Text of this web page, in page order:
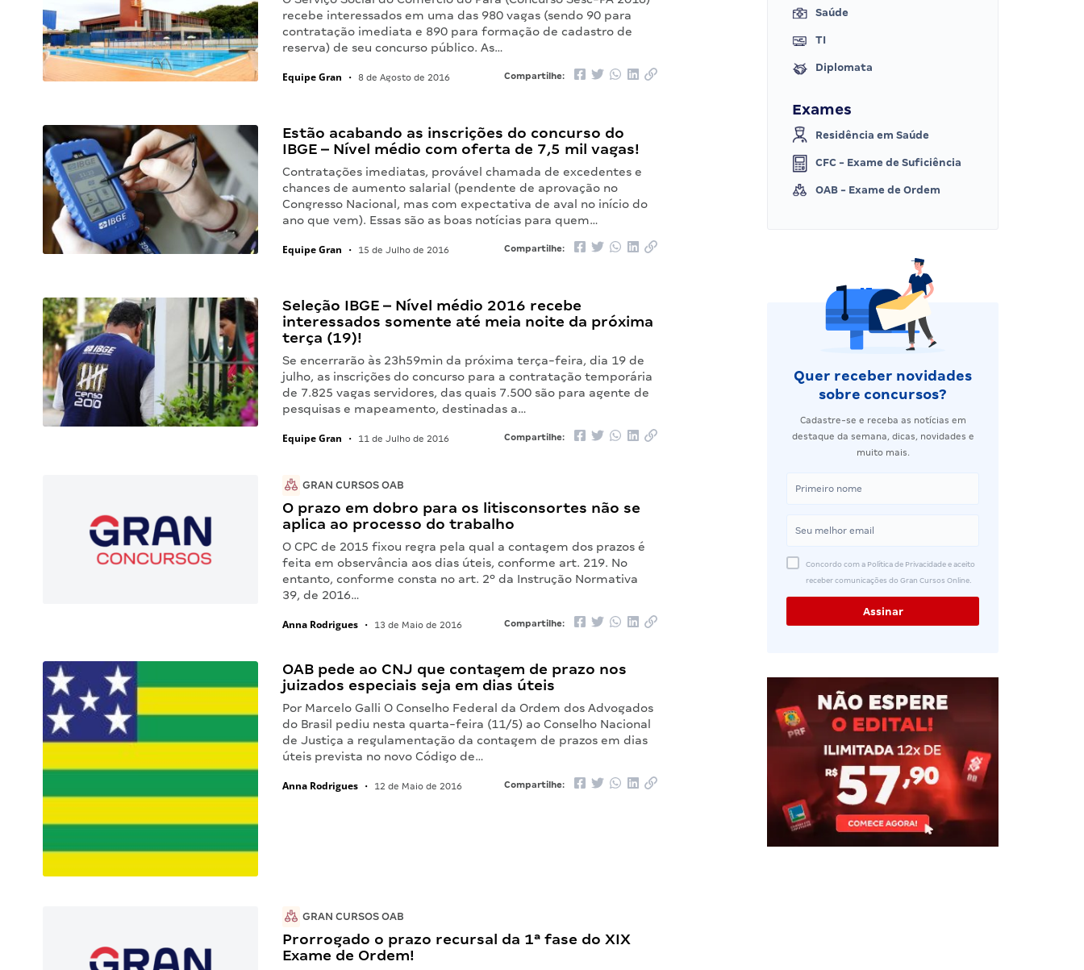
recebe interessados em uma das 980 vagas (sendo 90 para
contratação imediata e 890 para formação de cadastro de
reserva) de seu concurso público. As…
Equipe Gran • 8 de Agosto de 2016 Compartilhe:
Estão acabando as inscrições do concurso do
IBGE – Nível médio com oferta de 7,5 mil vagas!
Contratações imediatas, provável chamada de excedentes e
chances de aumento salarial (pendente de aprovação no
Congresso Nacional, mas com expectativa de aval no início do
ano que vem). Essas são as boas notícias para quem…
Equipe Gran • 15 de Julho de 2016 Compartilhe:
Seleção IBGE – Nível médio 2016 recebe
interessados somente até meia noite da próxima
terça (19)!
Se encerrarão às 23h59min da próxima terça-feira, dia 19 de
julho, as inscrições do concurso para a contratação temporária
de 7.825 vagas servidores, das quais 7.500 são para agente de
pesquisas e mapeamento, destinadas a…
Equipe Gran • 11 de Julho de 2016 Compartilhe:
GRAN CURSOS OAB
O prazo em dobro para os litisconsortes não se
aplica ao processo do trabalho
O CPC de 2015 fixou regra pela qual a contagem dos prazos é
feita em observância aos dias úteis, conforme art. 219. No
entanto, conforme consta no art. 2º da Instrução Normativa
39, de 2016…
Anna Rodrigues • 13 de Maio de 2016 Compartilhe:
OAB pede ao CNJ que contagem de prazo nos
juizados especiais seja em dias úteis
Por Marcelo Galli O Conselho Federal da Ordem dos Advogados
do Brasil pediu nesta quarta-feira (11/5) ao Conselho Nacional
de Justiça a regulamentação da contagem de prazos em dias
úteis prevista no novo Código de…
Anna Rodrigues • 12 de Maio de 2016 Compartilhe:
GRAN CURSOS OAB
Prorrogado o prazo recursal da 1ª fase do XIX
Exame de Ordem!
Saúde
TI
Diplomata
Exames
Residência em Saúde
CFC - Exame de Suficiência
OAB - Exame de Ordem
Quer receber novidades
sobre concursos?
Cadastre-se e receba as notícias em
destaque da semana, dicas, novidades e
muito mais.
Concordo com a Política de Privacidade e aceito
receber comunicações do Gran Cursos Online.